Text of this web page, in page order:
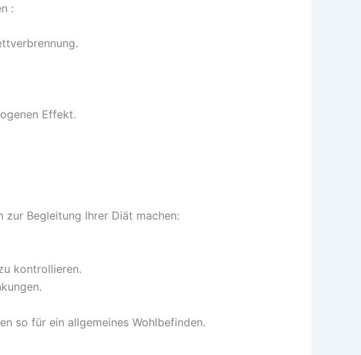
:
Effekt.
Begleitung Ihrer Diät machen:
kontrollieren.
so für ein allgemeines Wohlbefinden.